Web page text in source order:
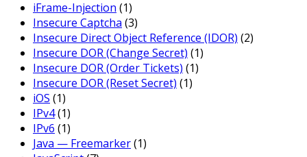
iFrame-Injection (1)
Insecure Captcha (3)
Insecure Direct Object Reference (IDOR) (2)
Insecure DOR (Change Secret) (1)
Insecure DOR (Order Tickets) (1)
Insecure DOR (Reset Secret) (1)
iOS (1)
IPv4(1)
IPv6 (1)
Java — Freemarker(1)